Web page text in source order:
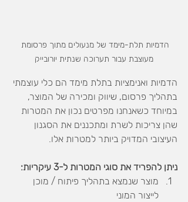
הדמיות תלת-מימד של מנעולים מתוך פרסומת
מעוצבת עבור תערוכה שנתית יורובייק
הדמיות ואנימציות בתלת מימד הם כלי עוצמתי
בתהליך פרסום, שיווק ומכירה של המוצר,
במיוחד כשאנחנו מפרטים נכון את המטרות
שהן צריכות לשרת ומתכננים את הסגנון
העיצובי המדויק ביותר למטרות אלו.
ניתן להפריד את סוגי המטרות ל-3 עיקריות:
מוצר שנמצא בתהליך פיתוח / מוכן
לייצור המוני